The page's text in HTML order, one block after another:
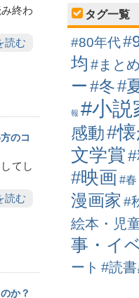
終わ
読む
のコ
てし
読む
か？
タグ一覧
#80年代
均 #まとめ
ー#冬#
報 #小説
感動#
文学賞
#映画 #春
漫画家 #
絵本・児
事・イ
ート #読